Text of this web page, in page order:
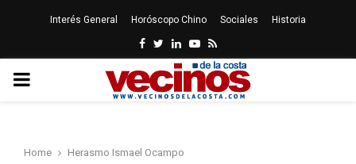
Interés General Horóscopo Chino Sociales Historia
Facebook
Twitter
LinkedinYoutube
Rss
PRIMARY
Home Herasmo Ismael Ocampo